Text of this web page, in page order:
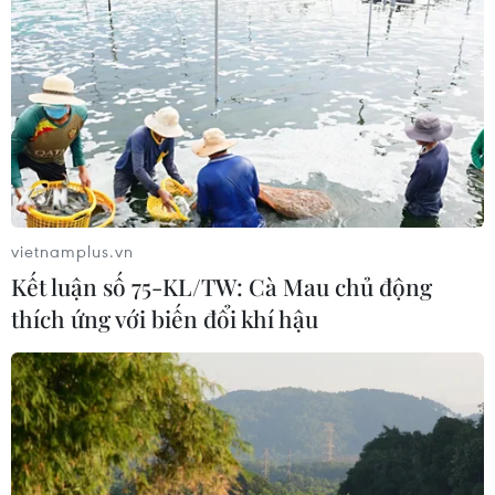
Việt Nam khẳng định vị thế tại triển
lãm thương mại quốc tế của Ấn Độ
07/08/2026 23:08
Ngân hàng Trung ương Trung Quốc
mua thêm 20 tấn vàng trong tháng 7
07/08/2026 15:21
Chuyên gia quốc tế đánh giá tích cực
về tiền đồng của Việt Nam
07/08/2026 12:46
vietnamplus.vn
Kết luận số 75-KL/TW: Cà Mau chủ động
thích ứng với biến đổi khí hậu